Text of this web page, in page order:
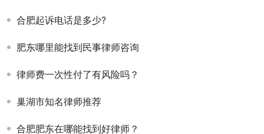
合肥起诉电话是多少?
肥东哪里能找到民事律师咨询
律师费一次性付了有风险吗？
巢湖市知名律师推荐
合肥肥东在哪能找到好律师？